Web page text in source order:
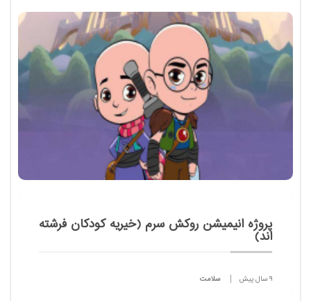
رود که علیرغم داشتن هوش طبیعی، و سلامتی کامل در
بینایی و شنوایی، در انجام مهارتهای محاسباتی ضعیف
هستند.&...
پروژه انیمیشن روکش سرم (خیریه کودکان فرشته
اند)
9 سال پیش سلامت